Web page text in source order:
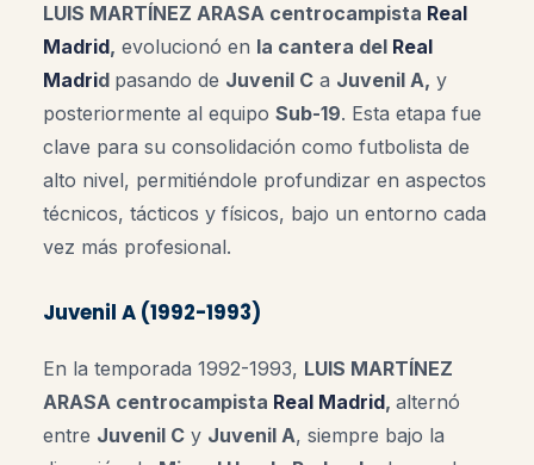
LUIS MARTÍNEZ ARASA centrocampista Real
Madrid, evolucionó en la cantera del Real
Madrid pasando de Juvenil C a Juvenil A, y
posteriormente al equipo Sub-19. Esta etapa fue
clave para su consolidación como futbolista de
alto nivel, permitiéndole profundizar en aspectos
técnicos, tácticos y físicos, bajo un entorno cada
vez más profesional.
Juvenil A (1992-1993)
En la temporada 1992-1993, LUIS MARTÍNEZ
ARASA centrocampista Real Madrid, alternó
entre Juvenil C y Juvenil A, siempre bajo la